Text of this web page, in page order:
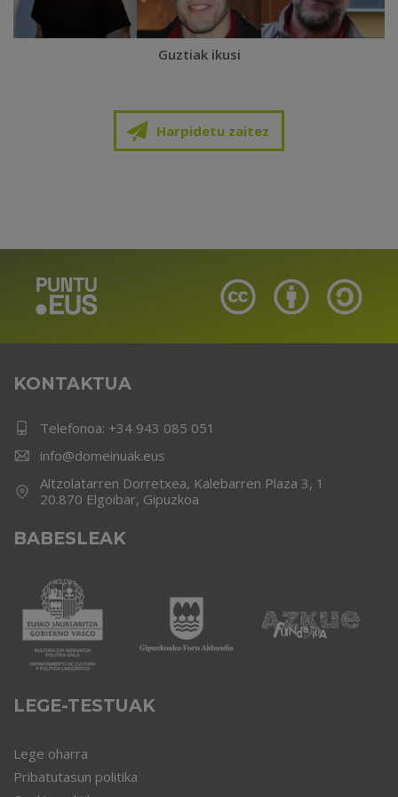
Guztiak ikusi
Harpidetu zaitez
KONTAKTUA
Telefonoa: +34 943 085 051
info@domeinuak.eus
Altzolatarren Dorretxea, Kalebarren Plaza 3, 1
20.870 Elgoibar, Gipuzkoa
BABESLEAK
LEGE-TESTUAK
Lege oharra
Pribatutasun politika